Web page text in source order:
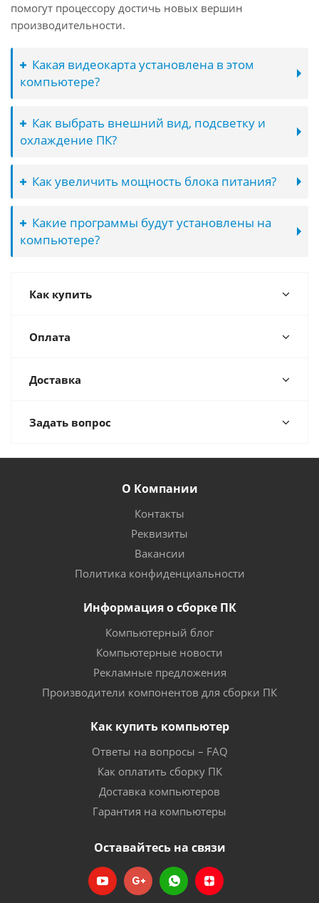
помогут процессору достичь новых вершин
производительности.
Какая видеокарта установлена в этом
компьютере?
Как выбрать внешний вид, подсветку и
охлаждение ПК?
Как увеличить мощность блока питания?
Какие программы будут установлены на
компьютере?
Как купить
Оплата
Доставка
Задать вопрос
О Компании
Контакты
Реквизиты
Вакансии
Политика конфиденциальности
Информация о сборке ПК
Компьютерный блог
Компьютерные новости
Рекламные предложения
Производители компонентов для сборки ПК
Как купить компьютер
Ответы на вопросы – FAQ
Как оплатить сборку ПК
Доставка компьютеров
Гарантия на компьютеры
Оставайтесь на связи